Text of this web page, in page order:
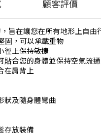
顧客評價
旨在讓您在所有地形上自由
固，可以承載重物
徑上保持敏捷
貼合您的身體並保持空氣流通
在肩背上
狀及隨身體彎曲
存放裝備